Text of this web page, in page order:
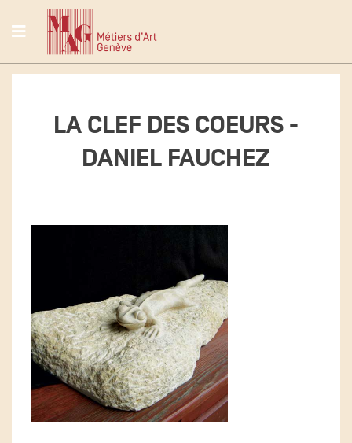
LA CLEF DES COEURS -
DANIEL FAUCHEZ